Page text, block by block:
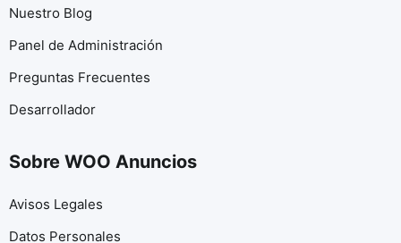
Nuestro Blog
Panel de Administración
Preguntas Frecuentes
Desarrollador
Sobre WOO Anuncios
Avisos Legales
Datos Personales